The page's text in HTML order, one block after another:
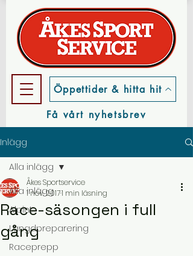
Öppettider & hitta hit
Få vårt nyhetsbrev
Inlägg
Alla inlägg
Alpint
Längdpreparering
Raceprepp
Alla inlägg
Race-säsongen i full
gång
Åkes Sportservice
1 nov. 20171 min läsning